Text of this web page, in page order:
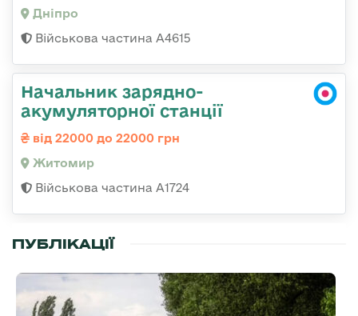
Дніпро
Військова частина А4615
Начальник зарядно-
акумуляторної станції
від 22000 до 22000 грн
Житомир
Військова частина А1724
ПУБЛІКАЦІЇ